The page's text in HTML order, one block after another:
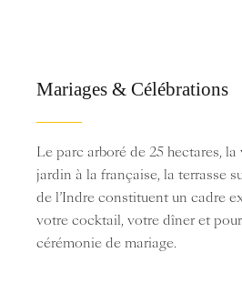
Mariages & Célébrations
Le parc arboré de 25 hectares,
jardin à la française, la terrasse
de l’Indre constituent un cadre
votre cocktail, votre dîner et
cérémonie de mariage.